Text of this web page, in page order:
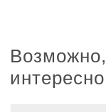
интересно